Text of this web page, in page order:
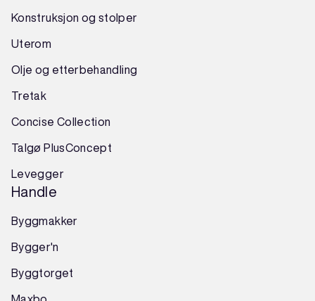
Konstruksjon og stolper
Uterom
Olje og etterbehandling
Tretak
Concise Collection
Talgø PlusConcept
Levegger
Handle
Byggmakker
Bygger'n
Byggtorget